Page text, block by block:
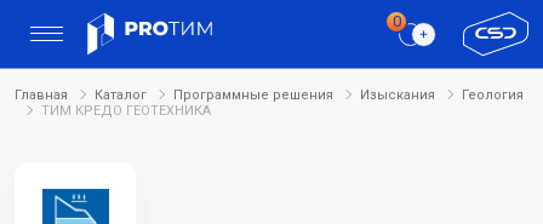
Главная Каталог Программные решения Изыскания
Геология
ТИМ КРЕДО ГЕОТЕХНИКА